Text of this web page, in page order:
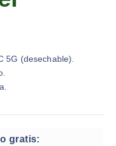
5G (desechable).
gratis: